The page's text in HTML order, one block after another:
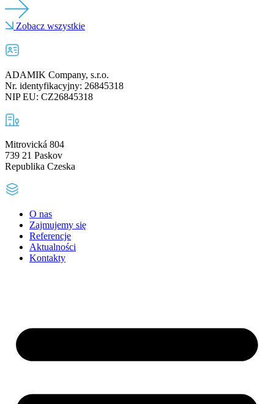
Zobacz wszystkie
ADAMIK Company, s.r.o.
Nr. identyfikacyjny: 26845318
NIP EU: CZ26845318
Mitrovická 804
739 21 Paskov
Republika Czeska
O nas
Zajmujemy się
Referencje
Aktualności
Kontakty